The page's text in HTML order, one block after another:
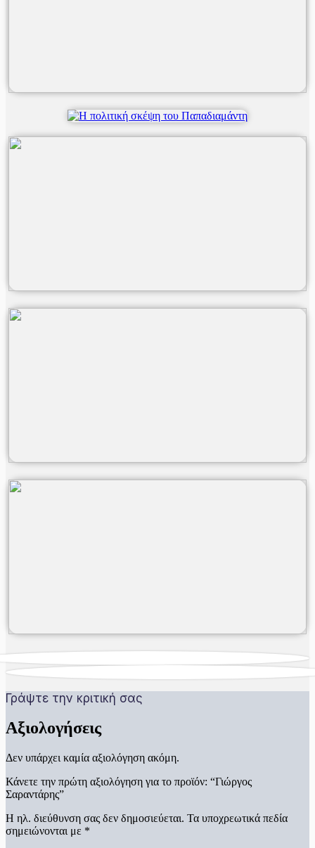
Γράψτε την κριτική σας
Αξιολογήσεις
Δεν υπάρχει καμία αξιολόγηση ακόμη.
Κάνετε την πρώτη αξιολόγηση για το προϊόν: “Γιώργος
Σαραντάρης”
Η ηλ. διεύθυνση σας δεν δημοσιεύεται. Τα υποχρεωτικά πεδία
σημειώνονται με *